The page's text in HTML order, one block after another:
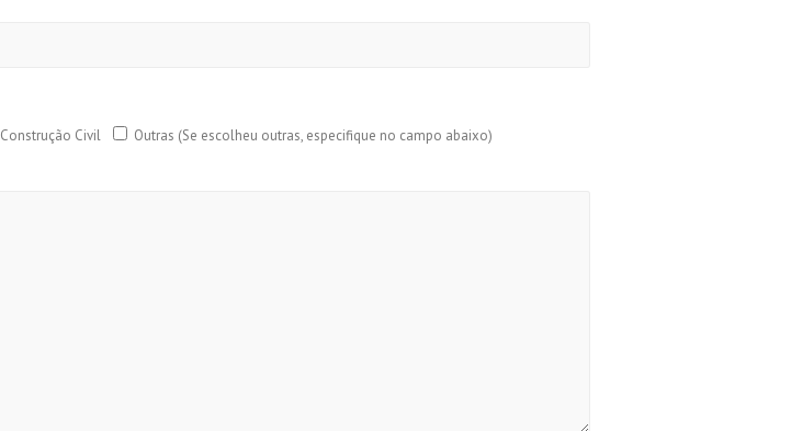
Construção Civil Outras (Se escolheu outras, especifique no campo abaixo)